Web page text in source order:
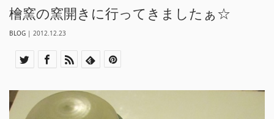
檜窯の窯開きに行ってきましたぁ☆
BLOG | 2012.12.23